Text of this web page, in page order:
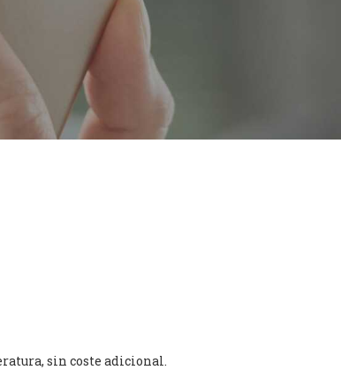
sin coste adicional.